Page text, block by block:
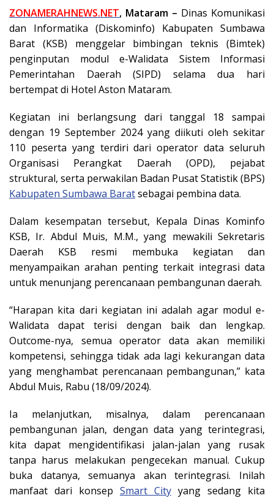
ZONAMERAHNEWS.NET, Mataram – Dinas Komunikasi
dan Informatika (Diskominfo) Kabupaten Sumbawa
Barat (KSB) menggelar bimbingan teknis (Bimtek)
penginputan modul e-Walidata Sistem Informasi
Pemerintahan Daerah (SIPD) selama dua hari
bertempat di Hotel Aston Mataram.
Kegiatan ini berlangsung dari tanggal 18 sampai
dengan 19 September 2024 yang diikuti oleh sekitar
110 peserta yang terdiri dari operator data seluruh
Organisasi Perangkat Daerah (OPD), pejabat
struktural, serta perwakilan Badan Pusat Statistik (BPS)
Kabupaten Sumbawa Baratsebagai pembina data.
Dalam kesempatan tersebut, Kepala Dinas Kominfo
KSB, Ir. Abdul Muis, M.M., yang mewakili Sekretaris
Daerah KSB resmi membuka kegiatan dan
menyampaikan arahan penting terkait integrasi data
untuk menunjang perencanaan pembangunan daerah.
“Harapan kita dari kegiatan ini adalah agar modul e-
Walidata dapat terisi dengan baik dan lengkap.
Outcome-nya, semua operator data akan memiliki
kompetensi, sehingga tidak ada lagi kekurangan data
yang menghambat perencanaan pembangunan,” kata
Abdul Muis, Rabu (18/09/2024).
Ia melanjutkan, misalnya, dalam perencanaan
pembangunan jalan, dengan data yang terintegrasi,
kita dapat mengidentifikasi jalan-jalan yang rusak
tanpa harus melakukan pengecekan manual. Cukup
buka datanya, semuanya akan terintegrasi. Inilah
manfaat dari konsep Smart City yang sedang kita